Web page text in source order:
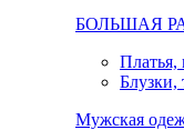
БОЛЬШАЯ
Мужская